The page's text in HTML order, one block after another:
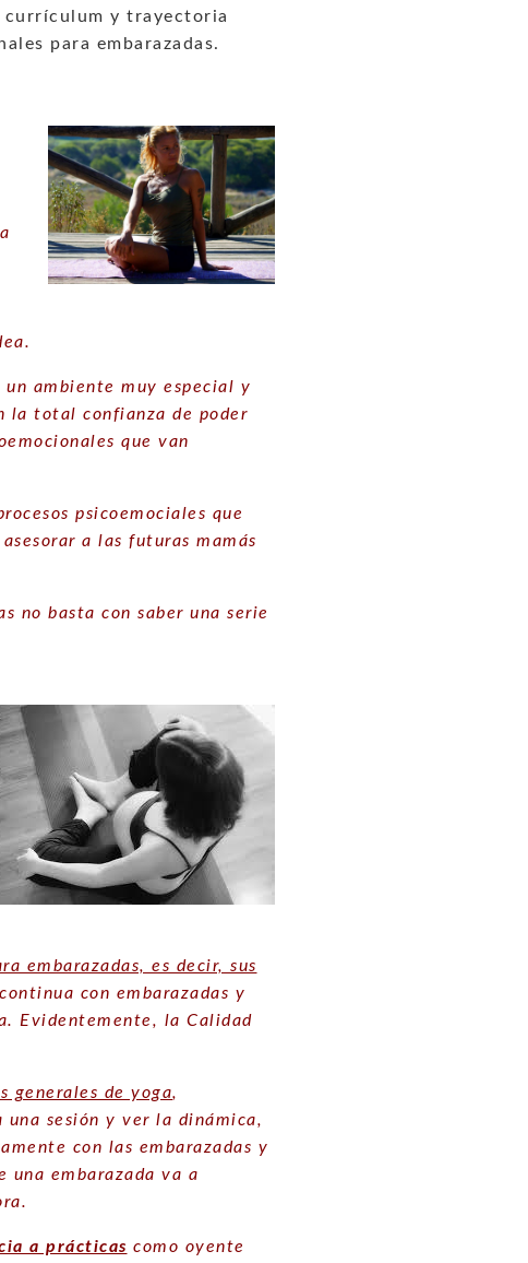
currículum y trayectoria
para embarazadas.
un ambiente muy especial y
la total confianza de poder
que van
psicoemociales que
a las futuras mamás
no basta con saber una serie
embarazadas, es decir, sus
con embarazadas y
Evidentemente, la Calidad
generales de yoga,
sesión y ver la dinámica,
con las embarazadas y
una embarazada va a
a prácticas como oyente